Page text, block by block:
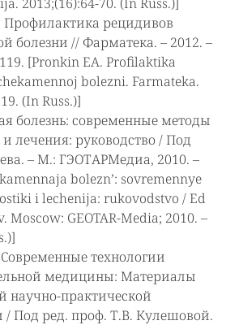
рецидивов
болезни // Фарматека. – 2012. –
[Pronkin EA. Profilaktika
bolezni. Farmateka.
(In Russ.)]
болезнь: современные методы
лечения: руководство / Под
– М.: ГЭОТАРМедиа, 2010. –
bolezn’: sovremennye
i lechenija: rukovodstvo / Ed
Moscow: GEOTAR-Media; 2010. –
технологии
медицины: Материалы
научно-практической
/ Под ред. проф. Т.В. Кулешовой.